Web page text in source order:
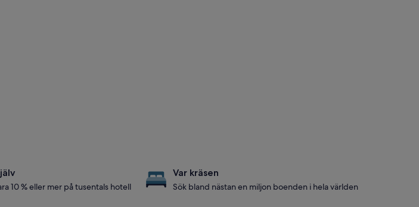
10 % eller mer på tusentals hotell
Var kräsen
Sök bland nästan en miljon boenden i hela världen